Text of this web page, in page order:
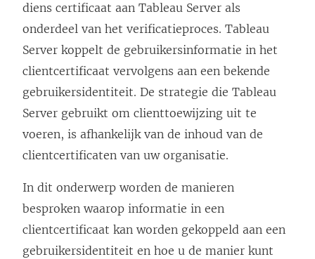
diens certificaat aan Tableau Server als
onderdeel van het verificatieproces. Tableau
Server koppelt de gebruikersinformatie in het
clientcertificaat vervolgens aan een bekende
gebruikersidentiteit. De strategie die Tableau
Server gebruikt om clienttoewijzing uit te
voeren, is afhankelijk van de inhoud van de
clientcertificaten van uw organisatie.
In dit onderwerp worden de manieren
besproken waarop informatie in een
clientcertificaat kan worden gekoppeld aan een
gebruikersidentiteit en hoe u de manier kunt